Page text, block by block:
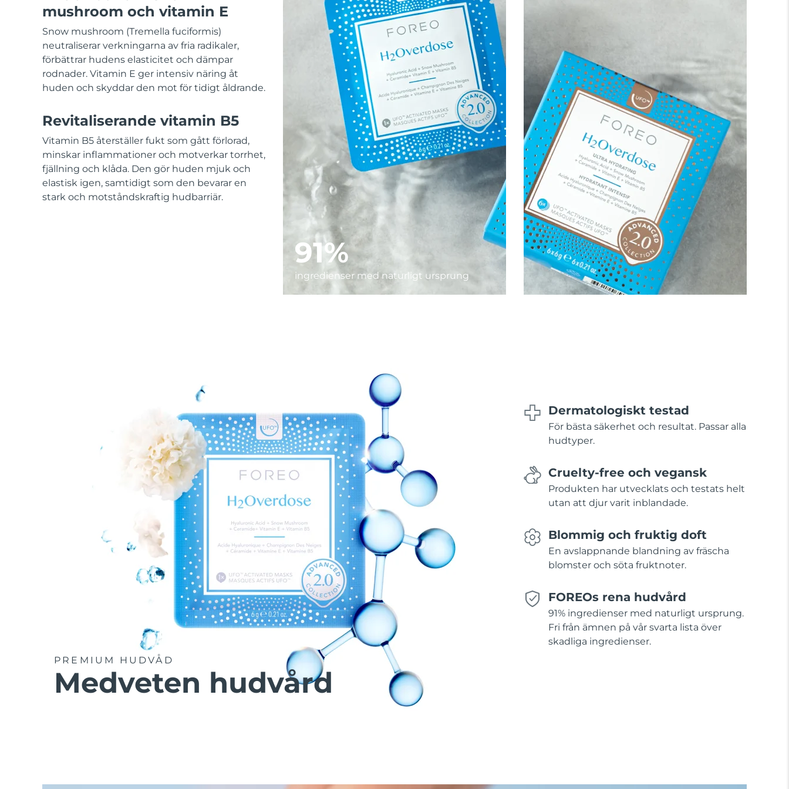
mushroom och vitamin E
Snow mushroom (Tremella fuciformis)
neutraliserar verkningarna av fria radikaler,
förbättrar hudens elasticitet och dämpar
rodnader. Vitamin E ger intensiv näring åt
huden och skyddar den mot för tidigt åldrande.
Revitaliserande vitamin B5
Vitamin B5 återställer fukt som gått förlorad,
minskar inflammationer och motverkar torrhet,
fjällning och klåda. Den gör huden mjuk och
elastisk igen, samtidigt som den bevarar en
stark och motståndskraftig hudbarriär.
91%
ingredienser med naturligt ursprung
PREMIUM HUDVÅD
Medveten hudvård
Dermatologiskt testad
För bästa säkerhet och resultat. Passar alla
hudtyper.
Cruelty-free och vegansk
Produkten har utvecklats och testats helt
utan att djur varit inblandade.
Blommig och fruktig doft
En avslappnande blandning av fräscha
blomster och söta fruktnoter.
FOREOs rena hudvård
91% ingredienser med naturligt ursprung.
Fri från ämnen på vår svarta lista över
skadliga ingredienser.
All acne treatment devices
All revitalizing eye massagers
KIWI™-hudvård
Advanced pore care essentials
Serum
issa™ Teeth Whitening Gel
18% PAP
Kosmetika
Man
FOREO APP
OM FOREO